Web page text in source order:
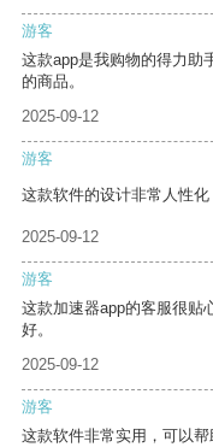
游客
这款app是我购物的得力助
的商品。
2025-09-12
游客
这款软件的设计非常人性化
2025-09-12
游客
这款加速器app的客服很贴
好。
2025-09-12
游客
这款软件非常实用，可以